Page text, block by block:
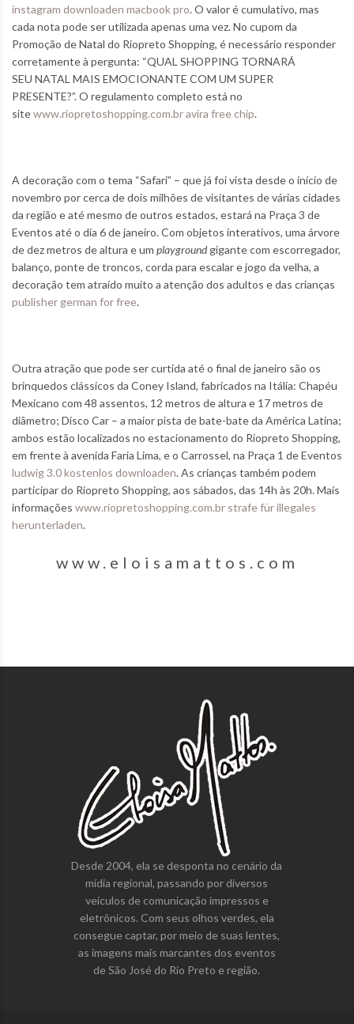
instagram downloaden macbook pro. O valor é cumulativo, mas
cada nota pode ser utilizada apenas uma vez. No cupom da
Promoção de Natal do Riopreto Shopping, é necessário responder
corretamente à pergunta: “QUAL SHOPPING TORNARÁ
SEU NATAL MAIS EMOCIONANTE COM UM SUPER
PRESENTE?”. O regulamento completo está no
sitewww.riopretoshopping.com.bravira free chip.
A decoração com o tema “Safari” – que já foi vista desde o início de
novembro por cerca de dois milhões de visitantes de várias cidades
da região e até mesmo de outros estados, estará na Praça 3 de
Eventos até o dia 6 de janeiro. Com objetos interativos, uma árvore
de dez metros de altura e um playgroundgigante com escorregador,
balanço, ponte de troncos, corda para escalar e jogo da velha, a
decoração tem atraído muito a atenção dos adultos e das crianças
publisher german for free.
Outra atração que pode ser curtida até o final de janeiro são os
brinquedos clássicos da Coney Island, fabricados na Itália: Chapéu
Mexicano com 48 assentos, 12 metros de altura e 17 metros de
diâmetro; Disco Car – a maior pista de bate-bate da América Latina;
ambos estão localizados no estacionamento do Riopreto Shopping,
em frente à avenida Faria Lima, e o Carrossel, na Praça 1 de Eventos
ludwig 3.0 kostenlos downloaden. As crianças também podem
participar do Riopreto Shopping, aos sábados, das 14h às 20h. Mais
informações www.riopretoshopping.com.br strafe für illegales
herunterladen.
www.eloisamattos.com
Desde 2004, ela se desponta no cenário da
mídia regional, passando por diversos
veículos de comunicação impressos e
eletrônicos. Com seus olhos verdes, ela
consegue captar, por meio de suas lentes,
as imagens mais marcantes dos eventos
de São José do Rio Preto e região.